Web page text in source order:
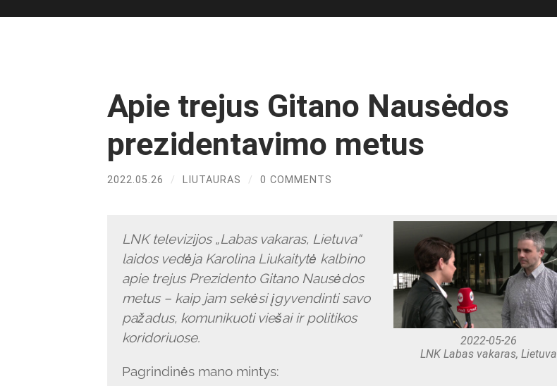
Apie trejus Gitano Nausėdos
prezidentavimo metus
2022.05.26 / LIUTAURAS / 0 COMMENTS
2022-05-26
LNK Labas vakaras, Lietuva
LNK televizijos „Labas vakaras, Lietuva“
laidos vedėja Karolina Liukaitytė kalbino
apie trejus Prezidento Gitano Nausėdos
metus – kaip jam sekėsi įgyvendinti savo
pažadus, komunikuoti viešai ir politikos
koridoriuose.
Pagrindinės mano mintys: